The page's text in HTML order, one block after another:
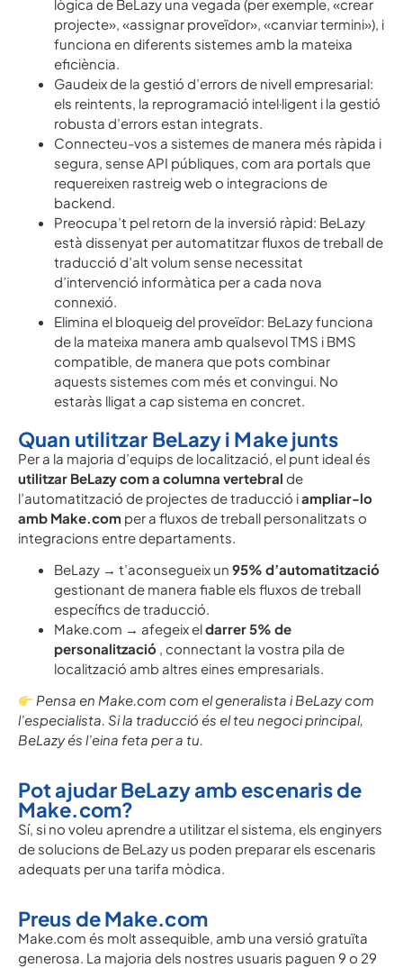
lògica de BeLazy una vegada (per exemple, «crear
projecte», «assignar proveïdor», «canviar termini»), i
funciona en diferents sistemes amb la mateixa
eficiència.
Gaudeix de la gestió d’errors de nivell empresarial:
els reintents, la reprogramació intel·ligent i la gestió
robusta d’errors estan integrats.
Connecteu-vos a sistemes de manera més ràpida i
segura, sense API públiques, com ara portals que
requereixen rastreig web o integracions de
backend.
Preocupa’t pel retorn de la inversió ràpid: BeLazy
està dissenyat per automatitzar fluxos de treball de
traducció d’alt volum sense necessitat
d’intervenció informàtica per a cada nova
connexió.
Elimina el bloqueig del proveïdor: BeLazy funciona
de la mateixa manera amb qualsevol TMS i BMS
compatible, de manera que pots combinar
aquests sistemes com més et convingui. No
estaràs lligat a cap sistema en concret.
Quan utilitzar BeLazy i Make junts
Per a la majoria d’equips de localització, el punt ideal és
utilitzar BeLazy com a columna vertebral de
l’automatització de projectes de traducció iampliar-lo
amb Make.com per a fluxos de treball personalitzats o
integracions entre departaments.
BeLazy → t’aconsegueix un 95% d’automatització
gestionant de manera fiable els fluxos de treball
específics de traducció.
Make.com → afegeix eldarrer 5% de
personalització , connectant la vostra pila de
localització amb altres eines empresarials.
Pensa en Make.com com el generalista i BeLazy com
l’especialista. Si la traducció és el teu negoci principal,
BeLazy és l’eina feta per a tu.
Pot ajudar BeLazy amb escenaris de
Make.com?
Sí, si no voleu aprendre a utilitzar el sistema, els enginyers
de solucions de BeLazy us poden preparar els escenaris
adequats per una tarifa mòdica.
Preus de Make.com
Make.com és molt assequible, amb una versió gratuïta
generosa. La majoria dels nostres usuaris paguen 9 o 29